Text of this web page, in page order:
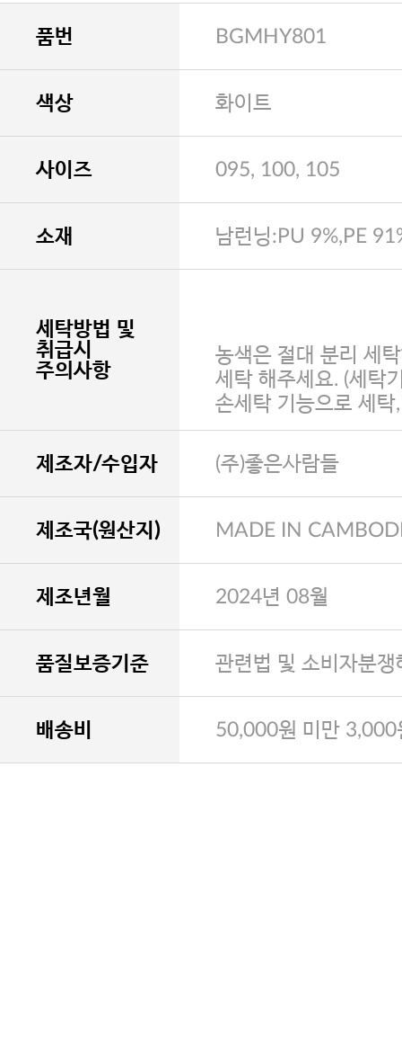
품번 BGMHY801
색상 화이트
사이즈 095, 100, 105
소재 남런닝:PU 9%,PE
세탁방법 및
취급시
주의사항
농색은 절대 분리 세
세탁 해주세요. (세탁
손세탁 기능으로 세탁
제조자/수입자 (주)좋은사람들
제조국(원산지) MADE IN
제조년월 2024년 08월
품질보증기준 관련법 및 소비자분
배송비 50,000원 미만 3,000